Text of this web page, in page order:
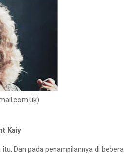
Kaiy
Dan pada penampilannya di